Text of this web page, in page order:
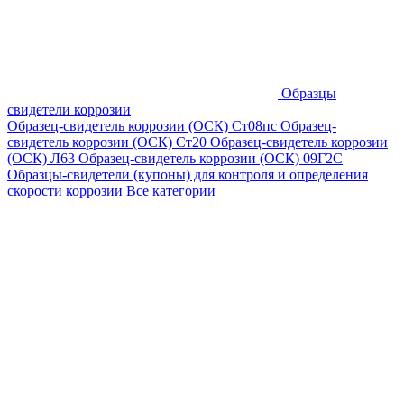
Образцы
свидетели коррозии
Образец-свидетель коррозии (ОСК) Ст08пс Образец-
свидетель коррозии (ОСК) Ст20 Образец-свидетель коррозии
(ОСК) Л63 Образец-свидетель коррозии (ОСК) 09Г2С
Образцы-свидетели (купоны) для контроля и определения
скорости коррозии Все категории